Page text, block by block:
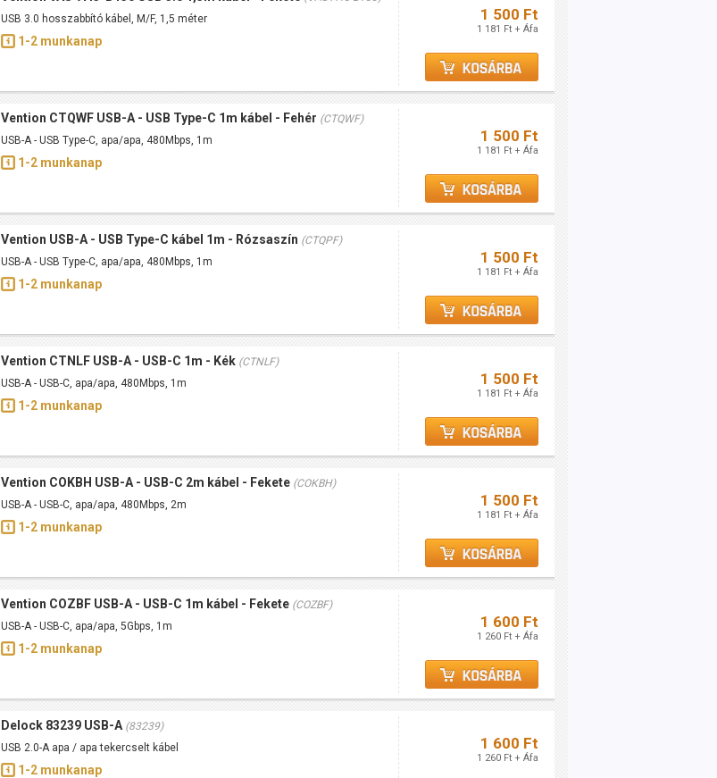
USB 3.0 hosszabbító kábel, M/F, 1,5 méter
1-2 munkanap
1 500 Ft
1 181 Ft + Áfa
Vention CTQWF USB-A - USB Type-C 1m kábel - Fehér (CTQWF)
USB-A - USB Type-C, apa/apa, 480Mbps, 1m
1-2 munkanap
1 500 Ft
1 181 Ft + Áfa
Vention USB-A - USB Type-C kábel 1m - Rózsaszín (CTQPF)
USB-A - USB Type-C, apa/apa, 480Mbps, 1m
1-2 munkanap
1 500 Ft
1 181 Ft + Áfa
Vention CTNLF USB-A - USB-C 1m - Kék (CTNLF)
USB-A - USB-C, apa/apa, 480Mbps, 1m
1-2 munkanap
1 500 Ft
1 181 Ft + Áfa
Vention COKBH USB-A - USB-C 2m kábel - Fekete (COKBH)
USB-A - USB-C, apa/apa, 480Mbps, 2m
1-2 munkanap
1 500 Ft
1 181 Ft + Áfa
Vention COZBF USB-A - USB-C 1m kábel - Fekete (COZBF)
USB-A - USB-C, apa/apa, 5Gbps, 1m
1-2 munkanap
1 600 Ft
1 260 Ft + Áfa
Delock 83239 USB-A (83239)
USB 2.0-A apa / apa tekercselt kábel
1-2 munkanap
1 600 Ft
1 260 Ft + Áfa